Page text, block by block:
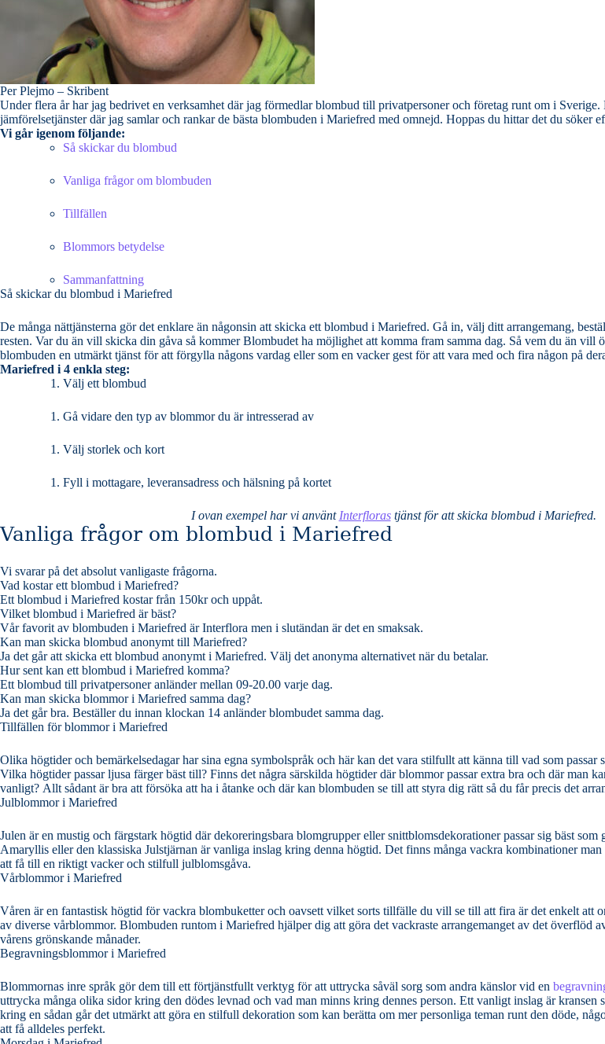
Per Plejmo – Skribent
Under flera år har jag bedrivet en verksamhet där jag förmedlar blombud till privatpersoner och företag runt om i Sverige. Detta är en av mina
jämförelsetjänster där jag samlar och rankar de bästa blombuden i Mariefred med omnejd. Hoppas du hittar det
Vi går igenom följande:
Så skickar du blombud
Vanliga frågor om blombuden
Tillfällen
Blommors betydelse
Sammanfattning
Så skickar du blombud i Mariefred
De många nättjänsterna gör det enklare än någonsin att skicka ett blombud i Mariefred. Gå in, välj ditt arrangemang,
resten. Var du än vill skicka din gåva så kommer Blombudet ha möjlighet att komma fram samma dag. Så vem du än vill överraska eller muntra upp så är
blombuden en utmärkt tjänst för att förgylla någons vardag eller som en vacker gest för att vara med och fira någon på
Mariefred i 4 enkla steg:
Välj ett blombud
Gå vidare den typ av blommor du är intresserad av
Välj storlek och kort
Fyll i mottagare, leveransadress och hälsning på kortet
I ovan exempel har vi använt Interflorastjänst för att skicka blombud i Mariefred.
Vanliga frågor om blombud i Mariefred
Vi svarar på det absolut vanligaste frågorna.
Vad kostar ett blombud i Mariefred?
Ett blombud i Mariefred kostar från 150kr och uppåt.
Vilket blombud i Mariefred är bäst?
Vår favorit av blombuden i Mariefred är Interflora men i slutändan är det en smaksak.
Kan man skicka blombud anonymt till Mariefred?
Ja det går att skicka ett blombud anonymt i Mariefred. Välj det anonyma alternativet när du betalar.
Hur sent kan ett blombud i Mariefred komma?
Ett blombud till privatpersoner anländer mellan 09-20.00 varje dag.
Kan man skicka blommor i Mariefred samma dag?
Ja det går bra. Beställer du innan klockan 14 anländer blombudet samma dag.
Tillfällen för blommor i Mariefred
Olika högtider och bemärkelsedagar har sina egna symbolspråk och här kan det vara stilfullt att känna till vad som
Vilka högtider passar ljusa färger bäst till? Finns det några särskilda högtider där blommor passar extra bra och där man
vanligt? Allt sådant är bra att försöka att ha i åtanke och där kan blombuden se till att styra dig rätt så du får precis det
Julblommor i Mariefred
Julen är en mustig och färgstark högtid där dekoreringsbara blomgrupper eller snittblomsdekorationer passar sig bäst som gåva. Sådana blommor som
Amaryllis eller den klassiska Julstjärnan är vanliga inslag kring denna högtid. Det finns många vackra kombinationer man kan göra med en sådan julgrupp för
att få till en riktigt vacker och stilfull julblomsgåva.
Vårblommor i Mariefred
Våren är en fantastisk högtid för vackra blombuketter och oavsett vilket sorts tillfälle du vill se till att fira är det enkelt att
av diverse vårblommor. Blombuden runtom i Mariefred hjälper dig att göra det vackraste arrangemanget av det överflöd av blommor som står till buds under
vårens grönskande månader.
Begravningsblommor i Mariefred
Blommornas inre språk gör dem till ett förtjänstfullt verktyg för att uttrycka såväl sorg som andra känslor vid en
uttrycka många olika sidor kring den dödes levnad och vad man minns kring dennes person. Ett vanligt inslag är kransen som symboliserar evigheten och
kring en sådan går det utmärkt att göra en stilfull dekoration som kan berätta om mer personliga teman runt den döde,
att få alldeles perfekt.